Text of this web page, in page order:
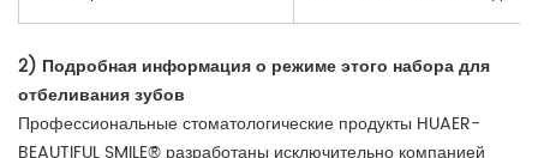
2) Подробная информация о режиме этого набора для
отбеливания зубов
Профессиональные стоматологические продукты HUAER-